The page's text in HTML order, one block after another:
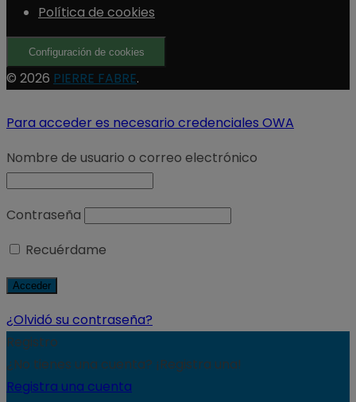
Política de cookies
Configuración de cookies
© 2026 PIERRE FABRE.
Para acceder es necesario credenciales OWA
Nombre de usuario o correo electrónico
Contraseña
Recuérdame
¿Olvidó su contraseña?
Registro
¿No tienes una cuenta? ¡Registra una!
Registra una cuenta